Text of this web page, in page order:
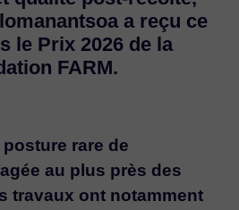
a reçu ce
le Prix 2026 de la
FARM.
rare de
au plus près des
travaux ont notamment